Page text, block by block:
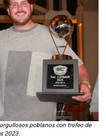
poblanos con trofeo de
2023.